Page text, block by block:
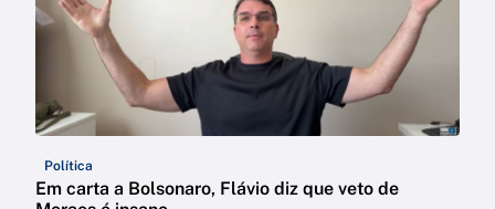
Política
Em carta a Bolsonaro, Flávio diz que veto de